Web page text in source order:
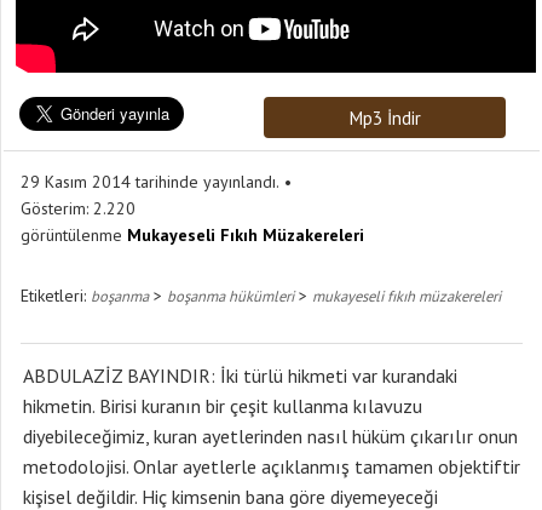
Mp3 İndir
29 Kasım 2014 tarihinde yayınlandı.
Gösterim: 2.220
görüntülenme Mukayeseli Fıkıh Müzakereleri
Etiketleri: boşanma> boşanma hükümleri> mukayeseli fıkıh müzakereleri
ABDULAZİZ BAYINDIR: İki türlü hikmeti var kurandaki
hikmetin. Birisi kuranın bir çeşit kullanma kılavuzu
diyebileceğimiz, kuran ayetlerinden nasıl hüküm çıkarılır onun
metodolojisi. Onlar ayetlerle açıklanmış tamamen objektiftir
kişisel değildir. Hiç kimsenin bana göre diyemeyeceği